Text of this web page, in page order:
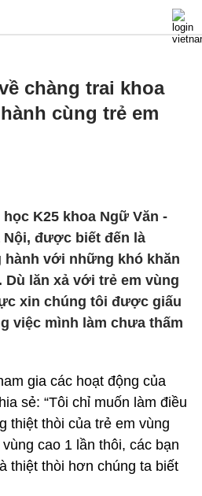
chàng trai khoa
cùng trẻ em
K25 khoa Ngữ Văn -
được biết đến là
hành với những khó khăn
Dù lăn xả với trẻ em vùng
xin chúng tôi được giấu
việc mình làm chưa thấm
gia các hoạt động của
sẻ: “Tôi chỉ muốn làm điều
thiệt thòi của trẻ em vùng
cao 1 lần thôi, các bạn
thiệt thòi hơn chúng ta biết